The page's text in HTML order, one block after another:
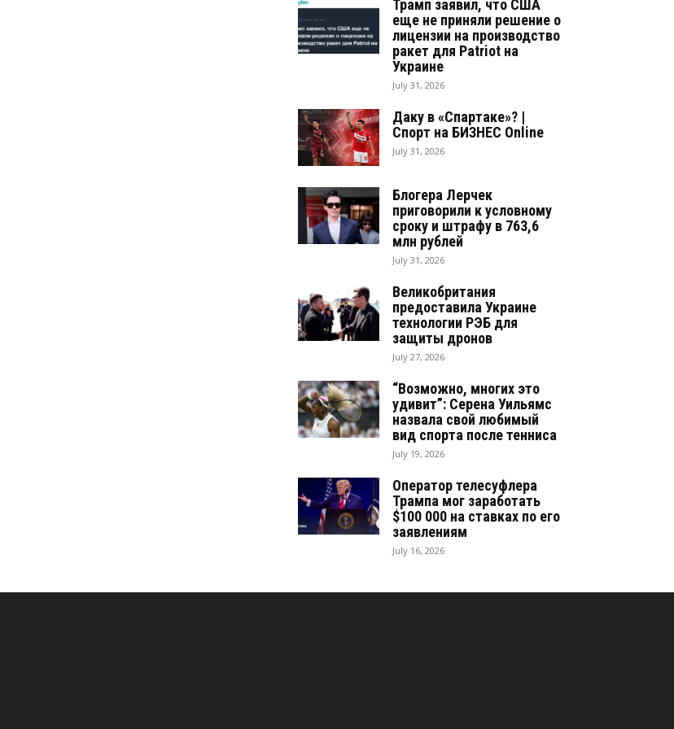
Трамп заявил, что США
еще не приняли решение о
лицензии на производство
ракет для Patriot на
Украине
July 31, 2026
Даку в «Спартаке»? |
Спорт на БИЗНЕС Online
July 31, 2026
Блогера Лерчек
приговорили к условному
сроку и штрафу в 763,6
млн рублей
July 31, 2026
Великобритания
предоставила Украине
технологии РЭБ для
защиты дронов
July 27, 2026
“Возможно, многих это
удивит”: Серена Уильямс
назвала свой любимый
вид спорта после тенниса
July 19, 2026
Оператор телесуфлера
Трампа мог заработать
$100 000 на ставках по его
заявлениям
July 16, 2026